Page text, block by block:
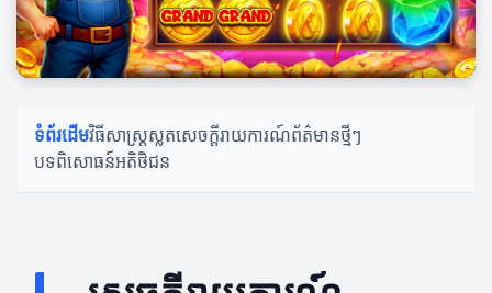
ទំព័រដើមវិធីសាស្ត្រស្លតសេចក្តីរាយការណ៍ព័ត៌មានថ្មីៗ
បទពិសោធន៍អតិថិជន